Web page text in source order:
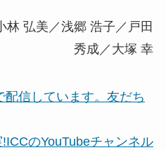
林 弘美／浅郷 浩子／戸田
秀成／大塚 幸
信しています。友だち
のYouTubeチャンネル